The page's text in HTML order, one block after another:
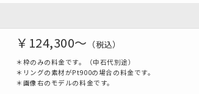
￥124,300～ （税込）
＊枠のみの料金です。（中石代別途）
＊リングの素材がPt900の場合の料金です。
＊画像右のモデルの料金です。